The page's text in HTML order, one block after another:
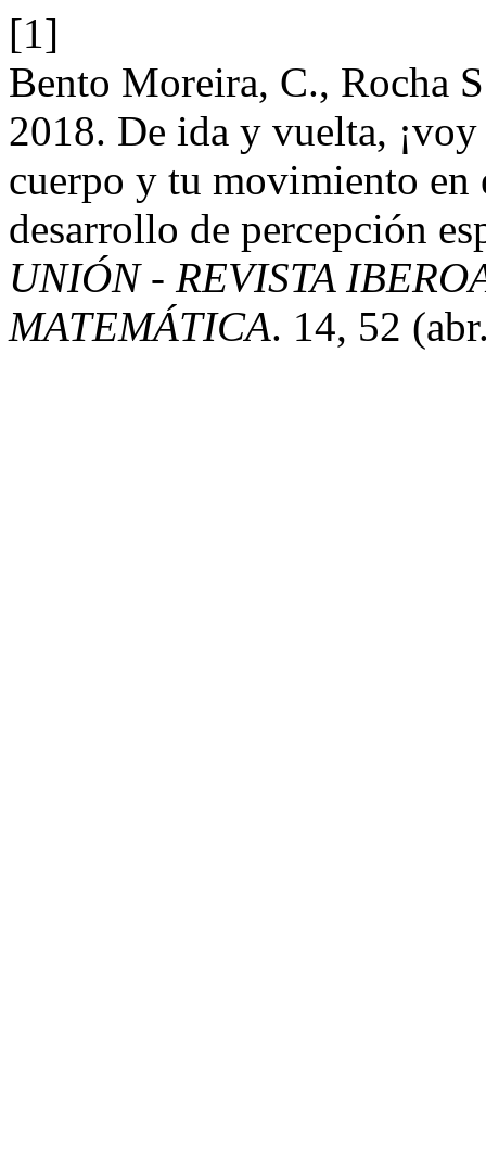
[1]
Bento Moreira, C., Rocha
2018. De ida y vuelta,
cuerpo y tu movimiento en
desarrollo de percepción
UNIÓN - REVISTA
MATEMÁTICA. 14, 52